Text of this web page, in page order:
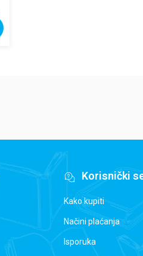
Korisnički
Kako kupiti
Načini plaćanja
Isporuka